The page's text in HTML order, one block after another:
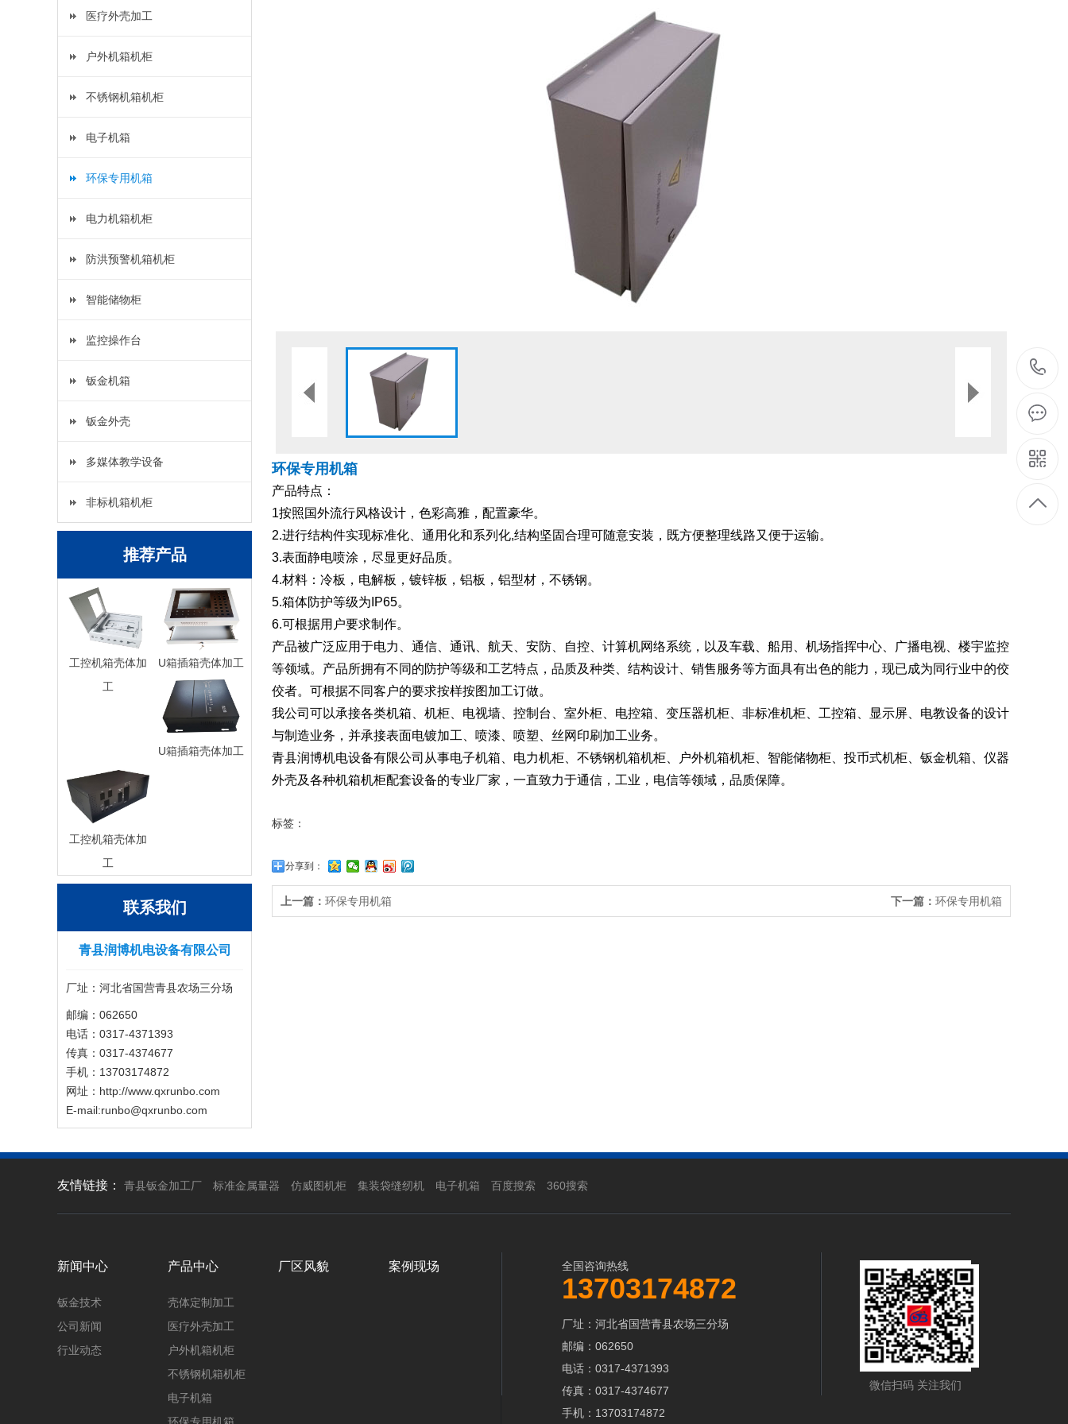
医疗外壳加工
户外机箱机柜
不锈钢机箱机柜
电子机箱
环保专用机箱
电力机箱机柜
防洪预警机箱机柜
智能储物柜
监控操作台
钣金机箱
钣金外壳
多媒体教学设备
非标机箱机柜
推荐产品
工控机箱壳体加
工
U箱插箱壳体加工
U箱插箱壳体加工
工控机箱壳体加
工
联系我们
青县润博机电设备有限公司
厂址：河北省国营青县农场三分场
邮编：062650
电话：0317-4371393
传真：0317-4374677
手机：13703174872
网址：http://www.qxrunbo.com
E-mail:runbo@qxrunbo.com
环保专用机箱
产品特点：
1按照国外流行风格设计，色彩高雅，配置豪华。
2.进行结构件实现标准化、通用化和系列化,结构坚固合理可随意安装，既方便整理线路又便于运输。
3.表面静电喷涂，尽显更好品质。
4.材料：冷板，电解板，镀锌板，铝板，铝型材，不锈钢。
5.箱体防护等级为IP65。
6.可根据用户要求制作。
产品被广泛应用于电力、通信、通讯、航天、安防、自控、计算机网络系统，以及车载、船用、机场指挥中心、广播电视、楼宇监控
等领域。产品所拥有不同的防护等级和工艺特点，品质及种类、结构设计、销售服务等方面具有出色的能力，现已成为同行业中的佼
佼者。可根据不同客户的要求按样按图加工订做。
我公司可以承接各类机箱、机柜、电视墙、控制台、室外柜、电控箱、变压器机柜、非标准机柜、工控箱、显示屏、电教设备的设计
与制造业务，并承接表面电镀加工、喷漆、喷塑、丝网印刷加工业务。
青县润博机电设备有限公司从事电子机箱、电力机柜、不锈钢机箱机柜、户外机箱机柜、智能储物柜、投币式机柜、钣金机箱、仪器
外壳及各种机箱机柜配套设备的专业厂家，一直致力于通信，工业，电信等领域，品质保障。
标签：
分享到：
上一篇： 环保专用机箱 下一篇： 环保专用机箱
友情链接： 青县钣金加工厂 标准金属量器 仿威图机柜 集装袋缝纫机 电子机箱 百度搜索 360搜索
新闻中心
钣金技术
公司新闻
行业动态
产品中心
壳体定制加工
医疗外壳加工
户外机箱机柜
不锈钢机箱机柜
电子机箱
厂区风貌 案例现场 全国咨询热线
13703174872
厂址：河北省国营青县农场三分场
邮编：062650
电话：0317-4371393
传真：0317-4374677
手机：13703174872
微信扫码 关注我们